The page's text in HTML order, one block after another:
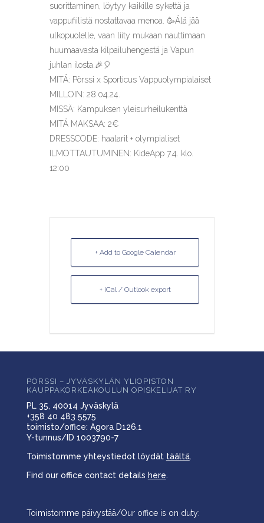
suorittaminen, löytyy kaikille sykettä ja
vappufiilistä nostattavaa menoa. 🥳Älä jää
ulkopuolelle, vaan liity mukaan nauttimaan
huumaavasta kilpailuhengestä ja Vapun
juhlan ilosta.🎉🎈
MITÄ: Pörssi x Sporticus Vappuolympialaiset
MILLOIN: 28.04.24.
MISSÄ: Kampuksen yleisurheilukenttä
MITÄ MAKSAA: 2€
DRESSCODE: haalarit + olympialiset
ILMOTTAUTUMINEN: KideApp 7.4. klo.
12:00
+ Add to Google Calendar
+ iCal / Outlook export
PÖRSSI – JYVÄSKYLÄN YLIOPISTON
KAUPPAKORKEAKOULUN OPISKELIJAT RY
PL 35, 40014 Jyväskylä
+358 40 483 5575
toimisto/office: Agora D126.1
Y-tunnus/ID 1003790-7
Toimistomme yhteystiedot löydät täältä.
Find our office contact details here.
Toimistomme päivystää/Our office is on duty: